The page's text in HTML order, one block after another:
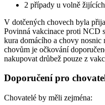
2 případy u volně
V dotčených chovech byla
Povinná vakcinace proti NCD
kura domácího a chovy nosnic
chovům je očkování
nakupovat drůbež pouze z
Doporučení pro
Chovatelé by měli zejména: